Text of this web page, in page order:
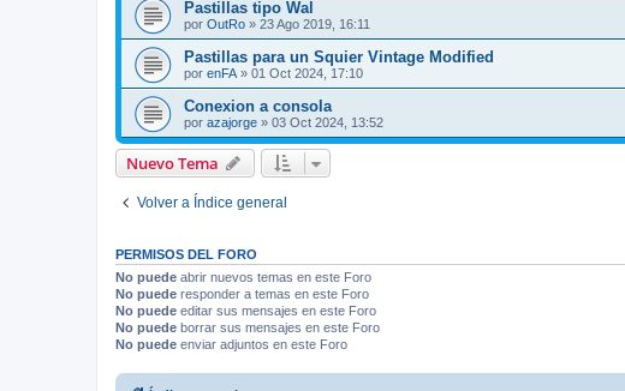
Pastillas tipo Wal
por OutRo » 23 Ago 2019, 16:11
Pastillas para un Squier Vintage Modified
por enFA » 01 Oct 2024, 17:10
Conexion a consola
por azajorge » 03 Oct 2024, 13:52
Nuevo Tema
Volver a Índice general
PERMISOS DEL FORO
No puede abrir nuevos temas en este Foro
No puede responder a temas en este Foro
No puede editar sus mensajes en este Foro
No puede borrar sus mensajes en este Foro
No puede enviar adjuntos en este Foro